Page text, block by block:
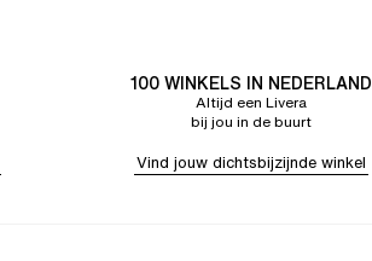
100 WINKELS IN NEDERLAND
Altijd een Livera
bij jou in de buurt
Vind jouw dichtsbijzijnde winkel